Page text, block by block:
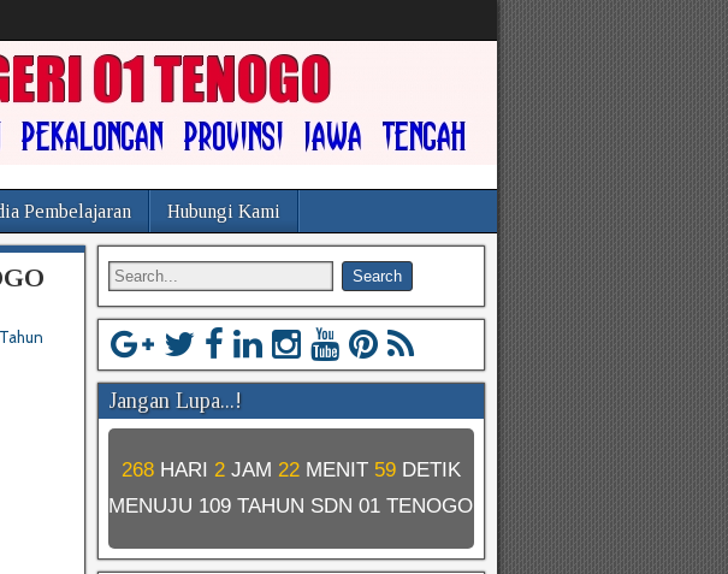
Pembelajaran Hubungi Kami
Tahun
Jangan Lupa...!
268 HARI 2 JAM 22 MENIT58 DETIK
MENUJU 109 TAHUN SDN 01 TENOGO